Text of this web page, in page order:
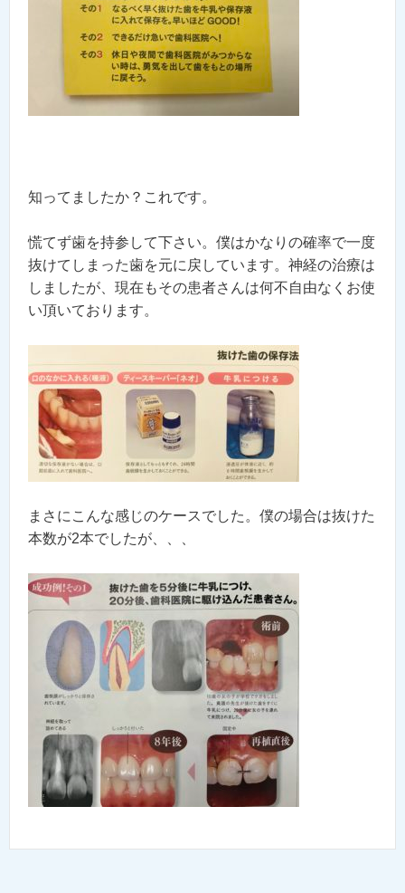
知ってましたか？これです。
慌てず歯を持参して下さい。僕はかなりの確率で一度
抜けてしまった歯を元に戻しています。神経の治療は
しましたが、現在もその患者さんは何不自由なくお使
い頂いております。
まさにこんな感じのケースでした。僕の場合は抜けた
本数が2本でしたが、、、